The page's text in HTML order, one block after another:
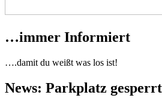
…immer Informiert
….damit du weißt was los ist!
News: Parkplatz gesperrt